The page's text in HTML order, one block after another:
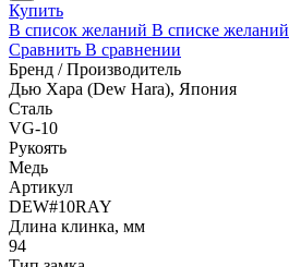
Купить
В список желаний В списке желаний
Сравнить В сравнении
Бренд / Производитель
Дью Хара (Dew Hara), Япония
Сталь
VG-10
Рукоять
Медь
Артикул
DEW#10RAY
Длина клинка, мм
94